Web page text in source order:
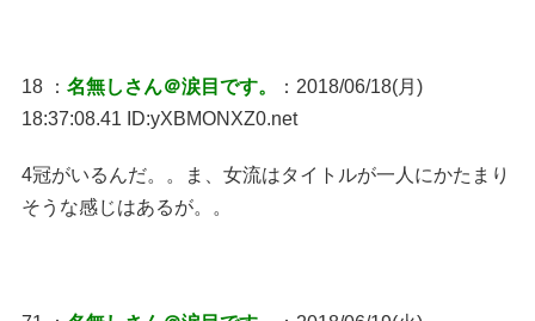
18 ： 名無しさん＠涙目です。
：2018/06/18(月)
18:37:08.41 ID:yXBMONXZ0.net
4冠がいるんだ。。ま、女流はタイトルが一人にかたまり
そうな感じはあるが。。